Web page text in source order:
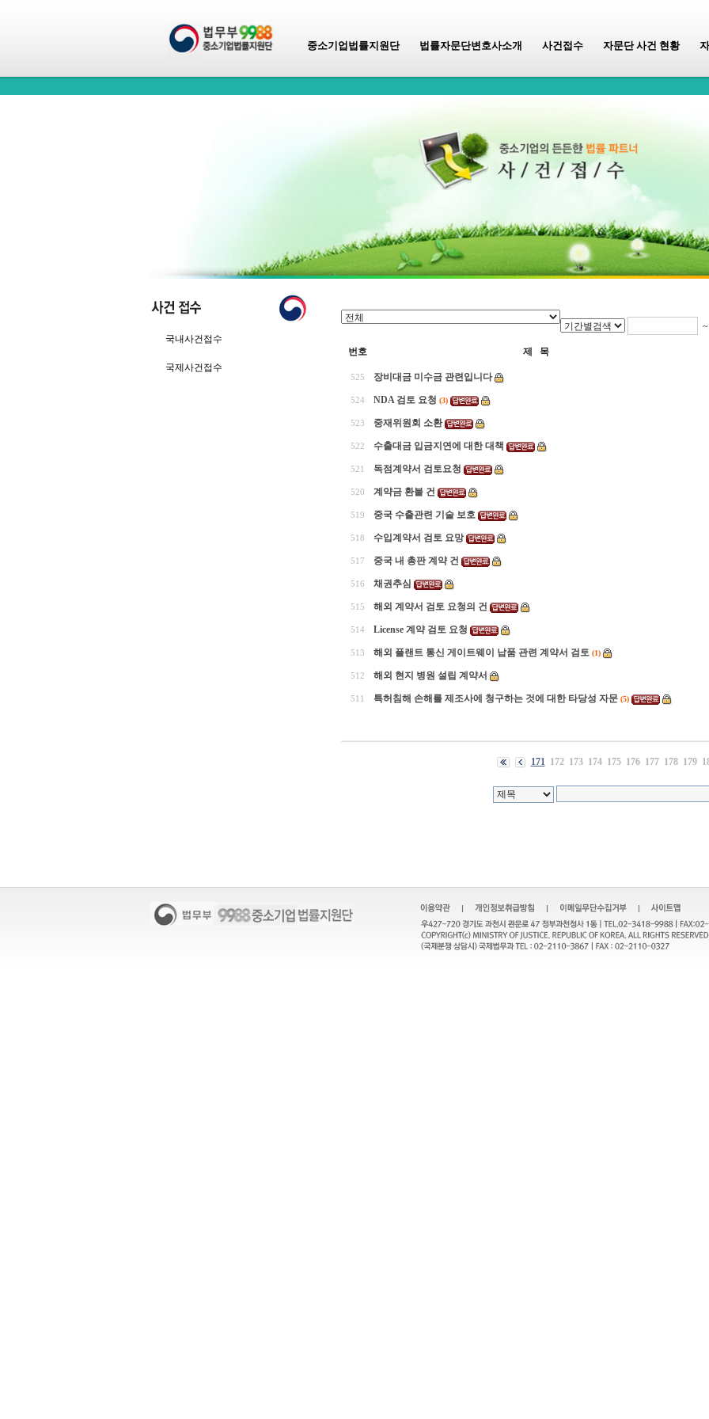
중소기업법률지원단 법률자문단변호사소개 사건접수 자문단 사건 현황
국내사건접수
국제사건접수
번호 제 목
525 장비대금 미수금 관련입니다
524 NDA 검토 요청 (3)
523 중재위원회 소환
522 수출대금 입금지연에 대한 대책
521 독점계약서 검토요청
520 계약금 환불 건
519 중국 수출관련 기술 보호
518 수입계약서 검토 요망
517 중국 내 총판 계약 건
516 채권추심
515 해외 계약서 검토 요청의 건
514 License 계약 검토 요청
513 해외 플랜트 통신 게이트웨이 납품 관련 계약서 검토 (1)
512 해외 현지 병원 설립 계약서
511 특허침해 손해를 제조사에 청구하는 것에 대한 타당성 자문 (5)
171 172 173 174 175 176 177 178 179